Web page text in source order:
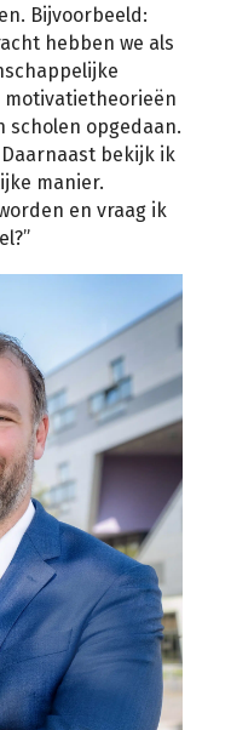
Bijvoorbeeld:
hebben we als
opgedaan.
bekijk ik
manier.
en vraag ik